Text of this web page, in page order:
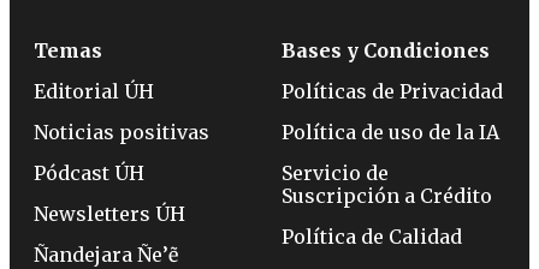
Temas
Editorial ÚH
Noticias positivas
Pódcast ÚH
Newsletters ÚH
Ñandejara Ñe’ẽ
Bases y Condiciones
Políticas de Privacidad
Política de uso de la IA
Servicio de
Suscripción a Crédito
Política de Calidad